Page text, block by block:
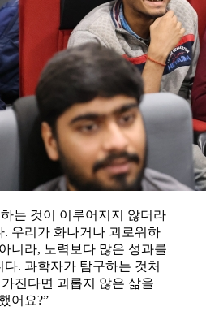
는 것이 이루어지지 않더라
. 우리가 화나거나 괴로워하
니라, 노력보다 많은 성과를
. 과학자가 탐구하는 것처
진다면 괴롭지 않은 삶을
어요?”